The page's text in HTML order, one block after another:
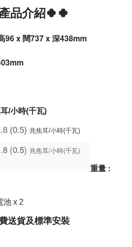
品介紹🍀🍀
96 x 闊737 x 深438mm
/小時(千瓦)
(0.5) 兆焦耳/小時(千瓦)
(0.5) 兆焦耳/小時(千瓦)
重量 :
池 x 2
送貨及標準安裝